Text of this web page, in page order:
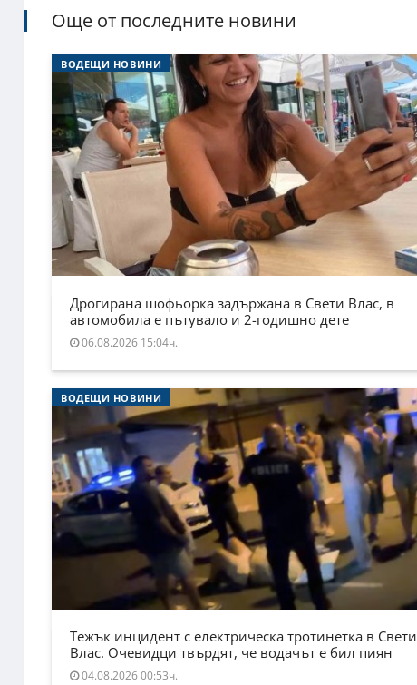
Още от последните новини
ВОДЕЩИ НОВИНИ
Дрогирана шофьорка задържана в Свети Влас, в
автомобила е пътувало и 2-годишно дете
06.08.2026 15:04ч.
ВОДЕЩИ НОВИНИ
Тежък инцидент с електрическа тротинетка в Свети
Влас. Очевидци твърдят, че водачът е бил пиян
04.08.2026 00:53ч.